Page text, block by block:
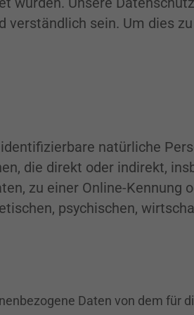
wurden. Unsere
sein. Um dies
natürliche
die direkt oder indirekt,
zu einer Online-Kennung
psychischen,
Daten von dem für